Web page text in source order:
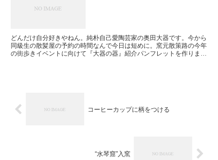
どんだけ自分好きやねん。純朴自己愛陶芸家の奥田大器です。今から
同級生の散髪屋の予約の時間なんで今日は短めに。窯元散策路の今年
の街歩きイベントに向けて『大器の器』紹介パンフレットを作りま
コーヒーカップに柄をつける
“水琴窟”入窯